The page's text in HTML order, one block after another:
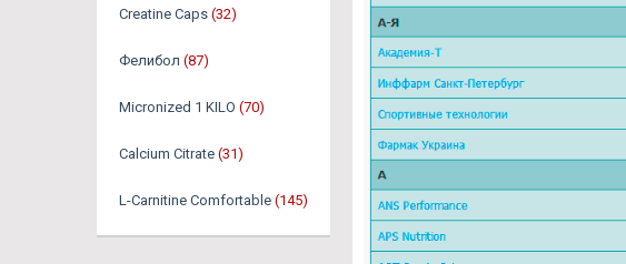
Creatine Caps (32)
Фелибол (87)
Micronized 1 KILO (70)
Calcium Citrate (31)
L-Carnitine Comfortable (145)